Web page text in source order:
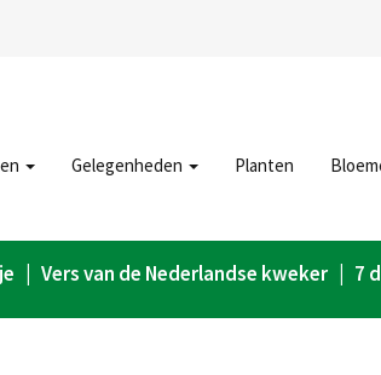
Gelegenheden Planten
| Vers van de Nederlandse kweker | 7